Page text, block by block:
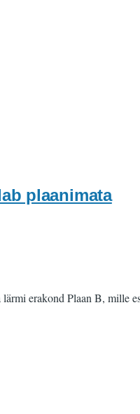
plaanimata
erakond Plaan B, mille